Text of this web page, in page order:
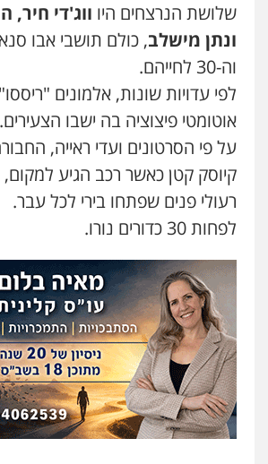
0507446995
משרד עורכי דין טאי
פלילי אסירים תעבורה
0547556464
עו"ד אילן אלימלך
פלילי פשיעה חמורה
0522992110
עו"ד שאדי נאטור
פלילי פשיעה חמורה
0509230800
גיל דביר – משרד עורכי
פלילי פשיעה כלכלית
0506217771
שלושת הנרצחים היו ווג'די חיר,
ונתן מישלב
וה-30 לחייהם.
לפי עדויות שונות, אלמונים
אוטומטי פיצוציה בה ישבו הצעירים.
על פי הסרטונים ועדי ראייה,
קיוסק קטן כאשר רכב הגיע למקום,
רעולי פנים שפתחו בירי לכל עבר.
לפחות 30 כדורים נורו.